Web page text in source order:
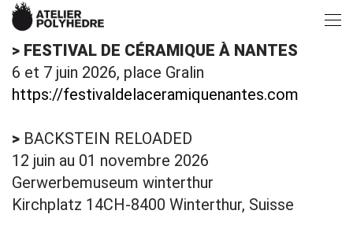
> FESTIVAL DE CÉRAMIQUE À NANTES
6 et 7 juin 2026, place Gralin
https://festivaldelaceramiquenantes.com
> BACKSTEIN RELOADED
12 juin au 01 novembre 2026
Gerwerbemuseum winterthur
Kirchplatz 14CH-8400 Winterthur, Suisse